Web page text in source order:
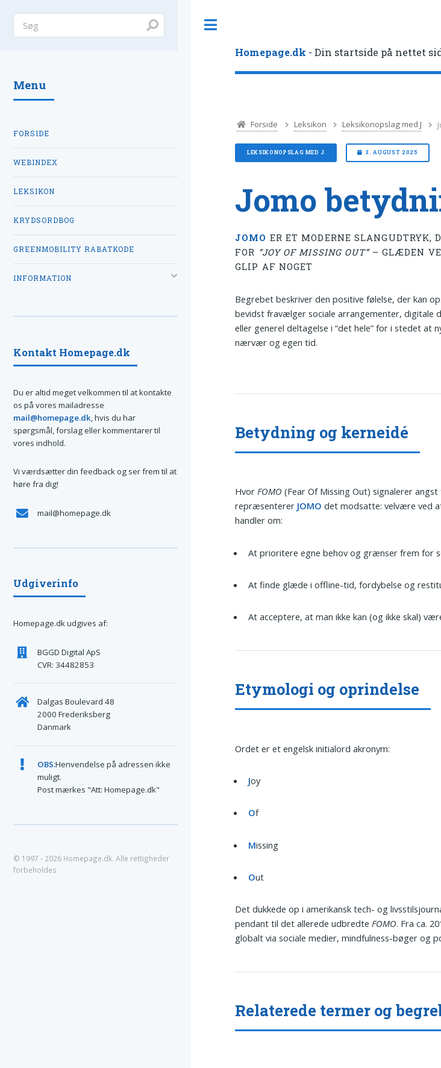
Homepage.dk - Din startside på nettet
Forside Leksikon Leksikonopslag med J
LEKSIKONOPSLAG MED J 3. AUGUST 2025
Jomo
JOMO ER ET MODERNE SLANGUDTRYK,
FOR “JOY OF MISSING OUT”– GLÆDEN
GLIP AF NOGET
Begrebet beskriver den positive følelse, der kan
bevidst fravælger sociale arrangementer, digitale
eller generel deltagelse i “det hele” for i stedet at
nærvær og egen tid.
Betydning og kerneidé
HvorFOMO (Fear Of Missing Out) signalerer
repræsenterer JOMO det modsatte: velvære ved
handler om:
At prioritere egne behov og grænser frem for
At finde glæde i offline-tid, fordybelse og
At acceptere, at man ikke kan (og ikke skal)
Etymologi og oprindelse
Ordet er et engelsk initialord akronym:
Joy
Of
Missing
Out
Det dukkede op i amerikansk tech- og
pendant til det allerede udbredteFOMO. Fra ca.
globalt via sociale medier, mindfulness-bøger og
Relaterede termer og
Menu
FORSIDE
WEBINDEX
LEKSIKON
KRYDSORDBOG
GREENMOBILITY RABATKODE
INFORMATION
Kontakt Homepage.dk
Du er altid meget velkommen til at kontakte
os på vores mailadresse
mail@homepage.dk, hvis du har
spørgsmål, forslag eller kommentarer til
vores indhold.
Vi værdsætter din feedback og ser frem til at
høre fra dig!
mail@homepage.dk
Udgiverinfo
Homepage.dk udgives af:
BGGD Digital ApS
CVR: 34482853
Dalgas Boulevard 48
2000 Frederiksberg
Danmark
OBS:Henvendelse på adressen ikke
muligt.
Post mærkes "Att: Homepage.dk"
© 1997 - 2026 Homepage.dk. Alle rettigheder
forbeholdes